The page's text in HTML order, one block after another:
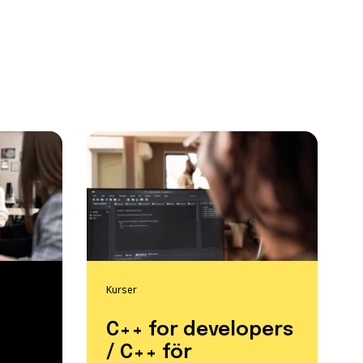
Kurser
C++ for developers
/ C++ för